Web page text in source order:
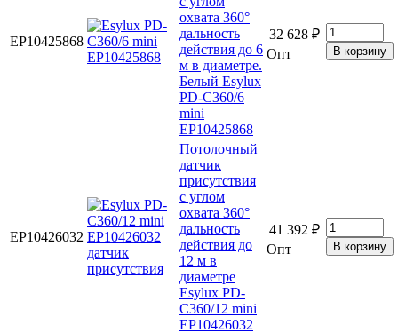
EP10425868
охвата 360°
дальность
действия до 6
м в диаметре.
Белый Esylux
PD-C360/6
mini
EP10425868
32 628 ₽
Опт
EP10426032
Потолочный
датчик
присутствия
с углом
охвата 360°
дальность
действия до
12 м в
диаметре
Esylux PD-
C360/12 mini
EP10426032
41 392 ₽
Опт